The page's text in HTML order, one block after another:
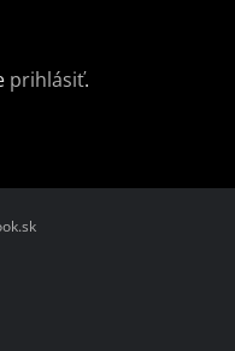
prihlásiť.